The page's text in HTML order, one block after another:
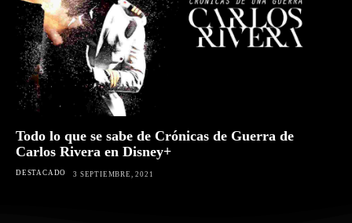
Todo lo que se sabe de Crónicas de Guerra de
Carlos Rivera en Disney+
DESTACADO 3 SEPTIEMBRE, 2021